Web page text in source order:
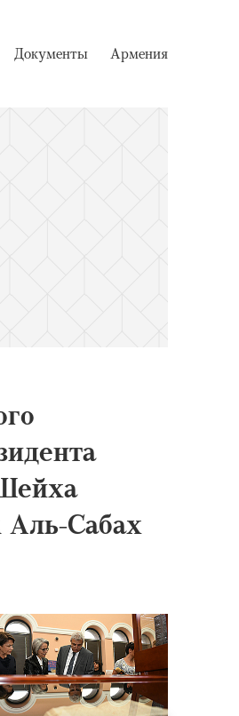
Документы Армения
Аль-Сабах